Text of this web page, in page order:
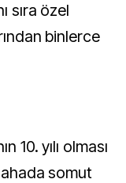
sıra özel
binlerce
10. yılı olması
somut